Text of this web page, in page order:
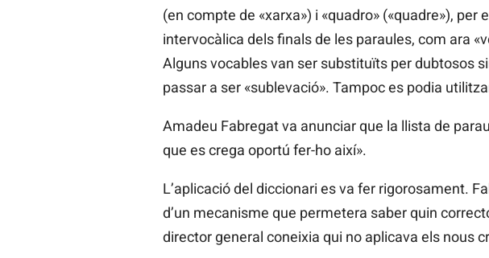
(en compte de «xarxa») i «quadro» («quadre»),
intervocàlica dels finals de les paraules, com ara
Alguns vocables van ser substituïts per dubtosos
passar a ser «sublevació». Tampoc es podia
Amadeu Fabregat va anunciar que la llista de
que es crega oportú fer-ho així».
L’aplicació del diccionari es va fer rigorosament.
d’un mecanisme que permetera saber quin
director general coneixia qui no aplicava els nous